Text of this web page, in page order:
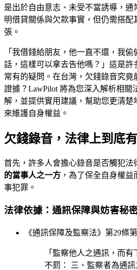
是出於自由意志、未受不當誘導，
明借貸關係與欠款事實，但仍需搭配
張。
「我借錢給朋友，他一直不還，我
話，這樣可以拿去告他嗎？」這是許
常有的疑問。在台灣，欠錢錄音究
證據？LawPilot 將為您深入解析相關
解，並提供實用建議，幫助您更清楚
來維護自身權益。
欠錢錄音，法律上到底
首先，許多人會擔心錄音是否觸犯法
的當事人之一方 ，為了保全自身權
事犯罪。
法律依據：通訊保障與妨害秘
《通訊保障及監察法》第29條
「監察他人之通訊，而有
不罰： 三、監察者為通